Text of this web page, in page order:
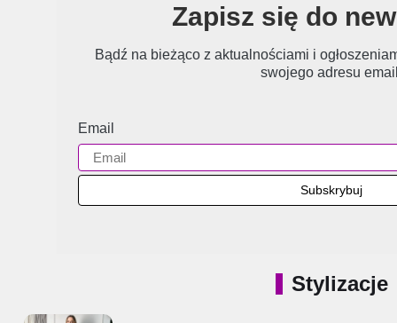
Zapisz się do
Bądź na bieżąco z aktualnościami i
swojego adresu
Email
Stylizacje